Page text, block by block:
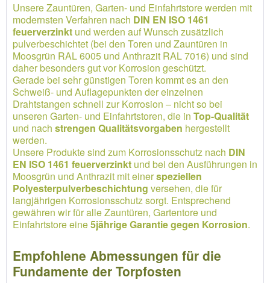
Unsere Zauntüren, Garten- und Einfahrtstore werden mit
modernsten Verfahren nach DIN EN ISO 1461
feuerverzinkt und werden auf Wunsch zusätzlich
pulverbeschichtet (bei den Toren und Zauntüren in
Moosgrün RAL 6005 und Anthrazit RAL 7016) und sind
daher besonders gut vor Korrosion geschützt.
Gerade bei sehr günstigen Toren kommt es an den
Schweiß- und Auflagepunkten der einzelnen
Drahtstangen schnell zur Korrosion – nicht so bei
unseren Garten- und Einfahrtstoren, die in Top-Qualität
und nach strengen Qualitätsvorgaben hergestellt
werden.
Unsere Produkte sind zum Korrosionsschutz nach DIN
EN ISO 1461 feuerverzinkt und bei den Ausführungen in
Moosgrün und Anthrazit mit einerspeziellen
Polyesterpulverbeschichtung versehen, die für
langjährigen Korrosionsschutz sorgt. Entsprechend
gewähren wir für alle Zauntüren, Gartentore und
Einfahrtstore eine5jährige Garantie gegen Korrosion.
Empfohlene Abmessungen für die
Fundamente der Torpfosten